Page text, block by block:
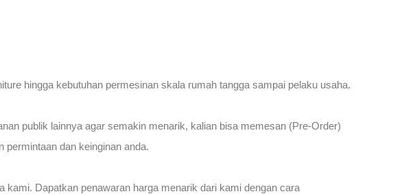
hingga kebutuhan permesinan skala rumah tangga sampai pelaku usaha.
publik lainnya agar semakin menarik, kalian bisa memesan (Pre-Order)
dan keinginan anda.
Dapatkan penawaran harga menarik dari kami dengan cara